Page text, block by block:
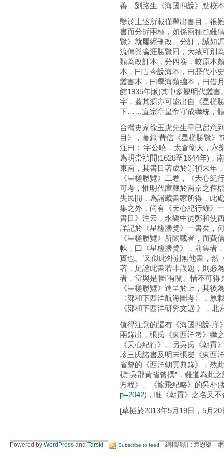
善、劉路生《海國四說》點校
鑒於上述所載僅舉出書目，很
書而分拆兩種，如係兩種也難
覽》就屢經刪改、分訂，誠如
流傳與瀛涯勝覽同，大致可別
類為改訂本，分四卷，較原本
本，曰古今說海本，曰歷代小
叢書本，曰學海類編本，曰借
館1935年版)其中多屬明代叢書
字，蓋其源亦可能出自《星槎
下……宣宗章皇帝守成繼統，
台灣史家徐玉虎先生早已留意
目》，著錄‘費信《星槎勝覽》
注曰：‘字公曉，太倉衛人，永
為明崇禎間(1628至1644年)，
東南，其書目著成於崇禎末年
《星槎勝覽》二卷，《天心紀
可考，惟明代庫藏於南京之舊
失民間，為諸藏書家所得，此
集之外，尚有《天心紀行錄》
書目》注云，永樂中從鄭和使
詳記於《星槎勝覽》一書矣，
《星槎勝覽》所闕載者，而費
帙，曰《星槎勝覽》，前集者
實也。’又似此外別無他書，
著，足證此書若非誤題，則必
者，當與是‘圖’有關。惜不可
《星槎勝覽》進呈於上，其後
〈鄭和下西洋航海圖考〉，原
《鄭和下西洋研究文選 》，
值得注意的還有《海國四說‧序
兩錄出，張氏《東西洋考》繼
《天心紀行》。另吳氏《朝貢
珍三氏諸書及明末張燮《東西
省曾的《西洋朝貢典錄》，然
標“吳郡黃省曾撰”，難道為此
方程》、《龍飛紀略》的吳朴(
p=2042)，唯《朝貢》之名又不
[草擬於2013年5月19日，5月
Powered by WordPress and Tarski · Subscribe to feed 網標設計 : 袁恩樂 網